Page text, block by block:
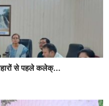
से पहले कलेक्...